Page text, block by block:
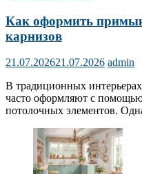
Как оформить
карнизов
21.07.202621.07.2026 admin
В традиционных
часто оформляют с
потолочных элементов.